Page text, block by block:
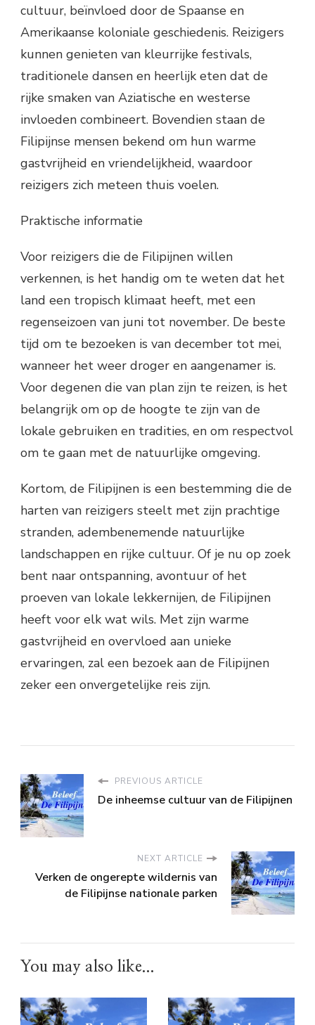
cultuur, beïnvloed door de Spaanse en
Amerikaanse koloniale geschiedenis. Reizigers
kunnen genieten van kleurrijke festivals,
traditionele dansen en heerlijk eten dat de
rijke smaken van Aziatische en westerse
invloeden combineert. Bovendien staan de
Filipijnse mensen bekend om hun warme
gastvrijheid en vriendelijkheid, waardoor
reizigers zich meteen thuis voelen.
Praktische informatie
Voor reizigers die de Filipijnen willen
verkennen, is het handig om te weten dat het
land een tropisch klimaat heeft, met een
regenseizoen van juni tot november. De beste
tijd om te bezoeken is van december tot mei,
wanneer het weer droger en aangenamer is.
Voor degenen die van plan zijn te reizen, is het
belangrijk om op de hoogte te zijn van de
lokale gebruiken en tradities, en om respectvol
om te gaan met de natuurlijke omgeving.
Kortom, de Filipijnen is een bestemming die de
harten van reizigers steelt met zijn prachtige
stranden, adembenemende natuurlijke
landschappen en rijke cultuur. Of je nu op zoek
bent naar ontspanning, avontuur of het
proeven van lokale lekkernijen, de Filipijnen
heeft voor elk wat wils. Met zijn warme
gastvrijheid en overvloed aan unieke
ervaringen, zal een bezoek aan de Filipijnen
zeker een onvergetelijke reis zijn.
PREVIOUS ARTICLE
De inheemse cultuur van de Filipijnen
NEXT ARTICLE
Verken de ongerepte wildernis van
de Filipijnse nationale parken
You may also like...